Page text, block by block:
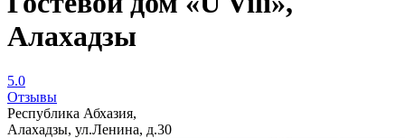
Алахадзы
5.0
Отзывы
Республика Абхазия,
Алахадзы, ул.Ленина, д.30